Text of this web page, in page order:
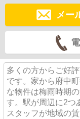
メー
多くの方からご好
です。家から府中
な物件は梅雨時期
す。駅が周辺に2つ
スタッフが地域の